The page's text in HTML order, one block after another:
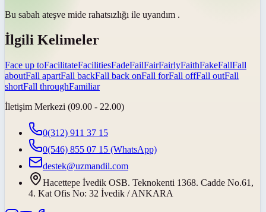
Bu sabah ateşve mide rahatsızlığı ile uyandım .
İlgili Kelimeler
Face up toFacilitateFacilitiesFadeFailFairFairlyFaithFakeFallFall
aboutFall apartFall backFall back onFall forFall offFall outFall
shortFall throughFamiliar
İletişim Merkezi (09.00 - 22.00)
0(312) 911 37 15
0(546) 855 07 15 (WhatsApp)
destek@uzmandil.com
Hacettepe İvedik OSB. Teknokenti 1368. Cadde No.61,
4. Kat Ofis No: 32 İvedik / ANKARA